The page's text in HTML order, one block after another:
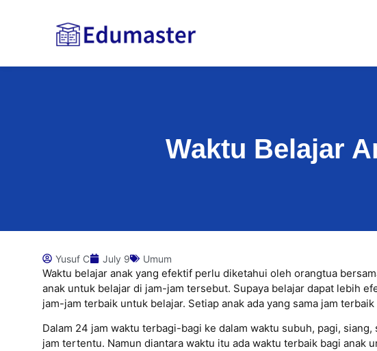
Waktu Belajar
Yusuf C July 9 Umum
Waktu belajar anak yang efektif perlu diketahui oleh orangtua
anak untuk belajar di jam-jam tersebut. Supaya belajar dapat lebih
jam-jam terbaik untuk belajar. Setiap anak ada yang sama jam
Dalam 24 jam waktu terbagi-bagi ke dalam waktu subuh, pagi,
jam tertentu. Namun diantara waktu itu ada waktu terbaik bagi anak